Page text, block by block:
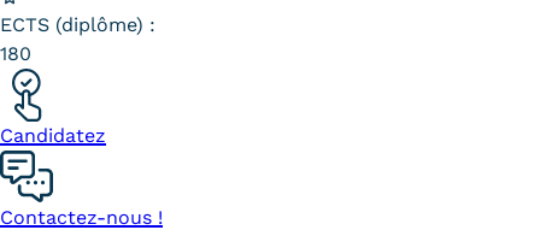
Former ses salariés
ECTS (diplôme) :
180
Candidatez
Contactez-nous !